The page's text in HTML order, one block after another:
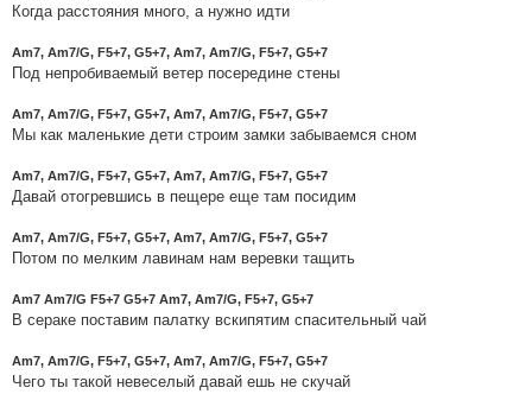
Когда расстояния много, а нужно идти
Am7, Am7/G, F5+7, G5+7, Am7, Am7/G, F5+7, G5+7
Под непробиваемый ветер посередине стены
Am7, Am7/G, F5+7, G5+7, Am7, Am7/G, F5+7, G5+7
Мы как маленькие дети строим замки забываемся сном
Am7, Am7/G, F5+7, G5+7, Am7, Am7/G, F5+7, G5+7
Давай отогревшись в пещере еще там посидим
Am7, Am7/G, F5+7, G5+7, Am7, Am7/G, F5+7, G5+7
Потом по мелким лавинам нам веревки тащить
Am7 Am7/G F5+7 G5+7 Am7, Am7/G, F5+7, G5+7
В сераке поставим палатку вскипятим спасительный чай
Am7, Am7/G, F5+7, G5+7, Am7, Am7/G, F5+7, G5+7
Чего ты такой невеселый давай ешь не скучай